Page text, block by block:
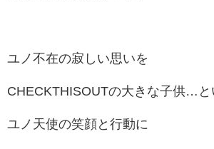
ユノ不在の寂しい思いを
CHECKTHISOUTの大きな子供…と
ユノ天使の笑顔と行動に